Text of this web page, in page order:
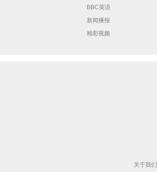
BBC英语
新闻播报
精彩视频
关于我们